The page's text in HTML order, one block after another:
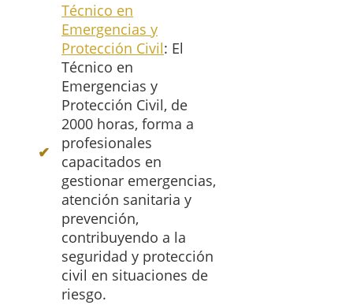
Técnico en
Emergencias y
Protección Civil: El
Técnico en
Emergencias y
Protección Civil, de
2000 horas, forma a
profesionales
capacitados en
gestionar emergencias,
atención sanitaria y
prevención,
contribuyendo a la
seguridad y protección
civil en situaciones de
riesgo.